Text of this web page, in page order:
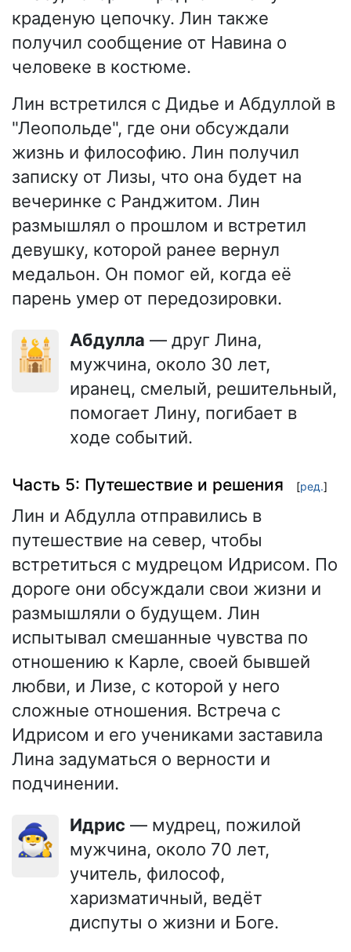
краденую цепочку. Лин также
получил сообщение от Навина о
человеке в костюме.
Лин встретился с Дидье и Абдуллой в
"Леопольде", где они обсуждали
жизнь и философию. Лин получил
записку от Лизы, что она будет на
вечеринке с Ранджитом. Лин
размышлял о прошлом и встретил
девушку, которой ранее вернул
медальон. Он помог ей, когда её
парень умер от передозировки.
🕌 Абдулла — друг Лина,
мужчина, около 30 лет,
иранец, смелый, решительный,
помогает Лину, погибает в
ходе событий.
Часть 5: Путешествие и решения [ред.]
Лин и Абдулла отправились в
путешествие на север, чтобы
встретиться с мудрецом Идрисом. По
дороге они обсуждали свои жизни и
размышляли о будущем. Лин
испытывал смешанные чувства по
отношению к Карле, своей бывшей
любви, и Лизе, с которой у него
сложные отношения. Встреча с
Идрисом и его учениками заставила
Лина задуматься о верности и
подчинении.
🧙‍♂️ Идрис — мудрец, пожилой
мужчина, около 70 лет,
учитель, философ,
харизматичный, ведёт
диспуты о жизни и Боге.